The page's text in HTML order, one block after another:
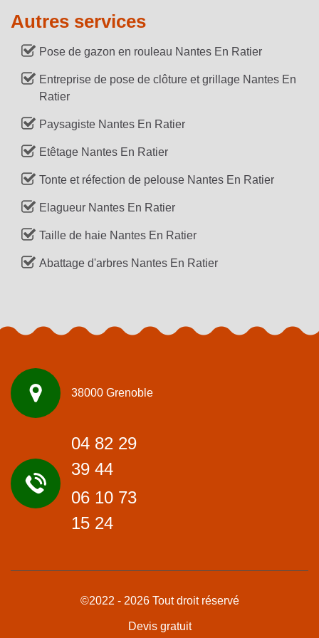
Autres services
Pose de gazon en rouleau Nantes En Ratier
Entreprise de pose de clôture et grillage Nantes En
Ratier
Paysagiste Nantes En Ratier
Etêtage Nantes En Ratier
Tonte et réfection de pelouse Nantes En Ratier
Elagueur Nantes En Ratier
Taille de haie Nantes En Ratier
Abattage d'arbres Nantes En Ratier
38000 Grenoble
04 82 29
39 44
06 10 73
15 24
©2022 - 2026 Tout droit réservé
Devis gratuit